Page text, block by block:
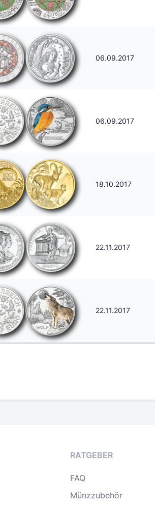
06.09.2017
06.09.2017
18.10.2017
22.11.2017
22.11.2017
RATGEBER
FAQ
Münzzubehör